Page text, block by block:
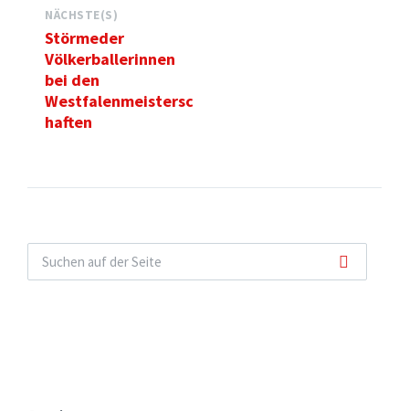
NÄCHSTE(S)
Störmeder
Völkerballerinnen
bei den
Westfalenmeistersc
haften